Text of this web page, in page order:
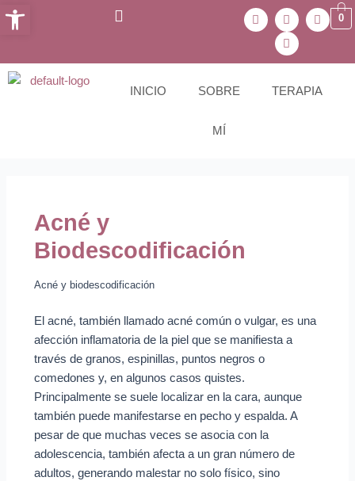
0
W
h
s
T
e
l
e
g
a
m
Y
o
u
e
I
n
s
t
a
r
a
INICIO SOBRE
MÍ
TERAPIA
Acné y
Biodescodificación
Acné y biodescodificación
El acné, también llamado acné común o vulgar, es una
afección inflamatoria de la piel que se manifiesta a
través de granos, espinillas, puntos negros o
comedones y, en algunos casos quistes.
Principalmente se suele localizar en la cara, aunque
también puede manifestarse en pecho y espalda. A
pesar de que muchas veces se asocia con la
adolescencia, también afecta a un gran número de
adultos, generando malestar no solo físico, sino
Navegación
de
Abrir barra de herramientas